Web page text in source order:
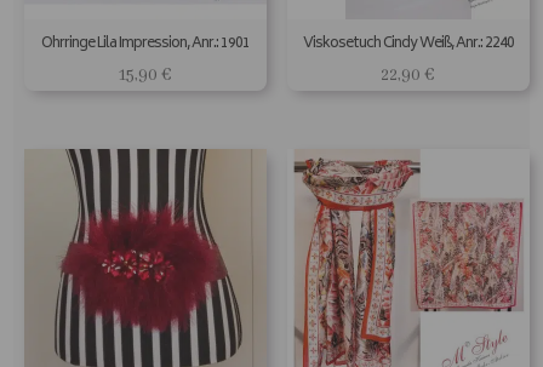
Ohrringe Lila Impression, Anr.: 1901
15,90 €
Viskosetuch Cindy Weiß, Anr.: 2240
22,90 €